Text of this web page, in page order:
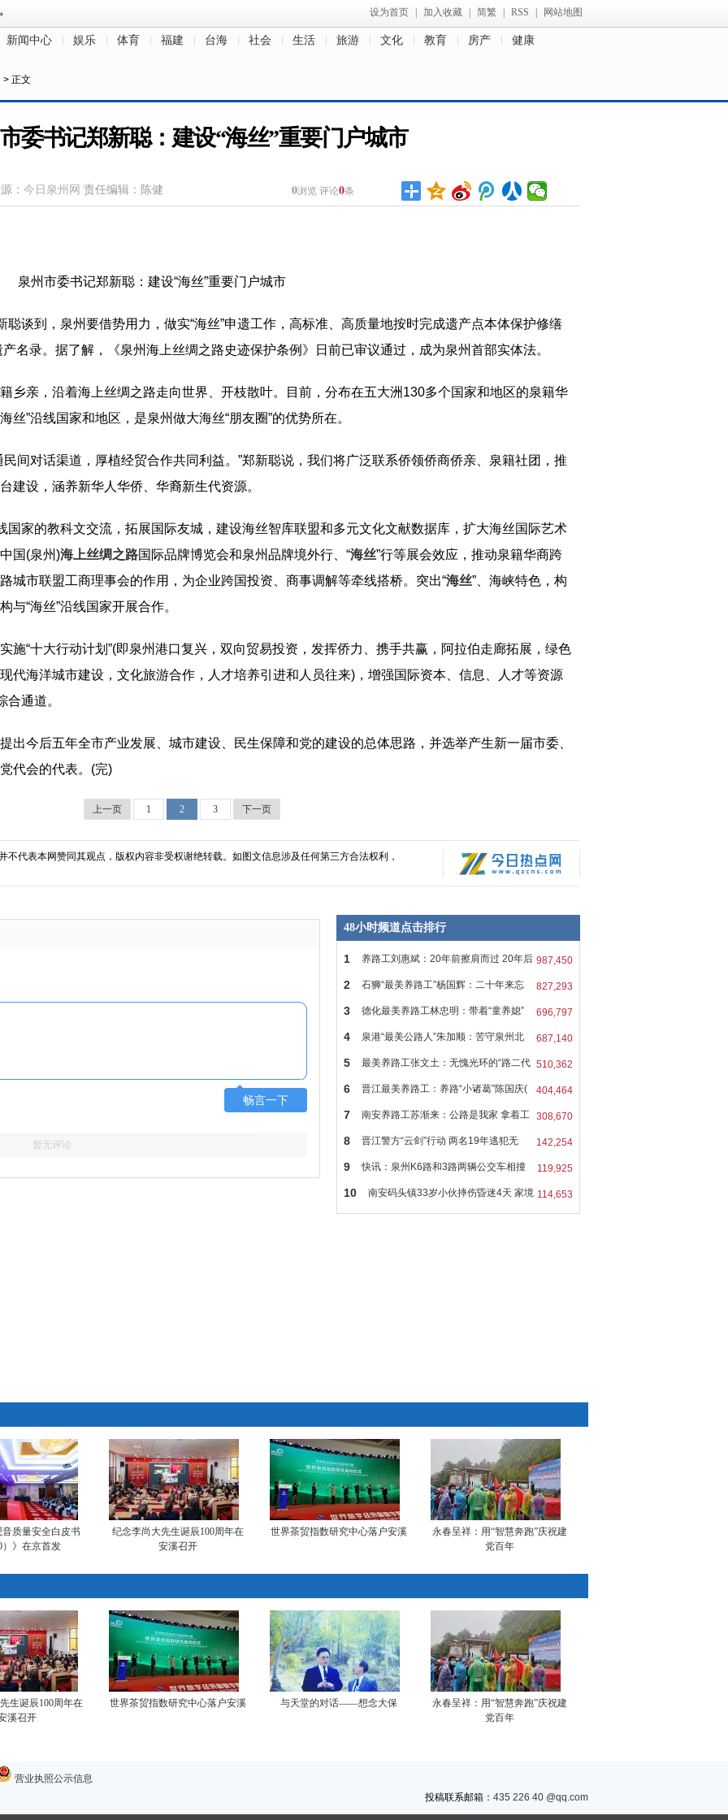
设为首页 加入收藏 简繁 RSS 网站地图
新闻中心 娱乐 体育 福建 台海 社会 生活 旅游 文化 教育 房产 健康
> 正文
委书记郑新聪：建设“海丝”重要门户城市
： 今日泉州网 责任编辑：陈健 0浏览 评论0条
聪谈到，泉州要借势用力，做实“海丝”申遗工作，高标准、高质量地按时完成遗产点本体保护修缮
名录。据了解，《泉州海上丝绸之路史迹保护条例》日前已审议通过，成为泉州首部实体法。
乡亲，沿着海上丝绸之路走向世界、开枝散叶。目前，分布在五大洲130多个国家和地区的泉籍华
丝”沿线国家和地区，是泉州做大海丝“朋友圈”的优势所在。
间对话渠道，厚植经贸合作共同利益。”郑新聪说，我们将广泛联系侨领侨商侨亲、泉籍社团，推
建设，涵养新华人华侨、华裔新生代资源。
国家的教科文交流，拓展国际友城，建设海丝智库联盟和多元文化文献数据库，扩大海丝国际艺术
国(泉州)海上丝绸之路国际品牌博览会和泉州品牌境外行、“海丝”行等展会效应，推动泉籍华商跨
城市联盟工商理事会的作用，为企业跨国投资、商事调解等牵线搭桥。突出“海丝”、海峡特色，构
“海丝”沿线国家开展合作。
施“十大行动计划”(即泉州港口复兴，双向贸易投资，发挥侨力、携手共赢，阿拉伯走廊拓展，绿色
代海洋城市建设，文化旅游合作，人才培养引进和人员往来)，增强国际资本、信息、人才等资源
合通道。
出今后五年全市产业发展、城市建设、民生保障和党的建设的总体思路，并选举产生新一届市委、
代会的代表。(完)
上一页 1 2 3 下一页
不代表本网赞同其观点，版权内容非受权谢绝转载。如图文信息涉及任何第三方合法权利，
畅言一下
暂无评论
48小时频道点击排行
987,450
1 养路工刘惠斌：20年前擦肩而过 20年后
827,293
2 石狮“最美养路工”杨国辉：二十年来忘
696,797
3 德化最美养路工林忠明：带着“童养媳”
687,140
4 泉港“最美公路人”朱加顺：苦守泉州北
510,362
5 最美养路工张文土：无愧光环的“路二代
404,464
6 晋江最美养路工：养路“小诸葛”陈国庆(
308,670
7 南安养路工苏渐来：公路是我家 拿着工
142,254
8 晋江警方“云剑”行动 两名19年逃犯无
119,925
9 快讯：泉州K6路和3路两辆公交车相撞
车 114,653
10 南安码头镇33岁小伙摔伤昏迷4天 家境
贫
质量安全白皮书
）》在京首发
纪念李尚大先生诞辰100周年在
安溪召开
世界茶贸指数研究中心落户安溪
永春呈祥：用“智慧奔跑”庆祝建
党百年
生诞辰100周年在
溪召开
世界茶贸指数研究中心落户安溪 与天堂的对话——想念大保
永春呈祥：用“智慧奔跑”庆祝建
党百年
投稿联系邮箱： 435 226 40 @qq.com
营业执照公示信息